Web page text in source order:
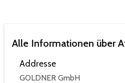
Alle Informationen über
Addresse
GOLDNER GmbH